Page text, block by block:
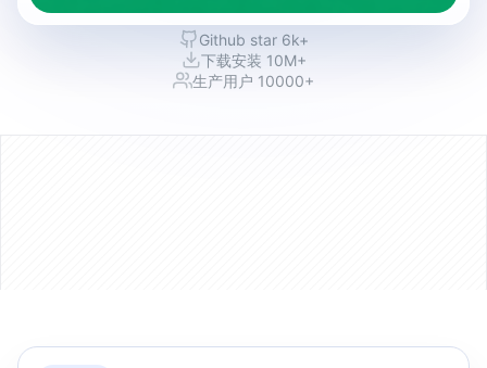
Github star 6k+
下载安装 10M+
生产用户 10000+